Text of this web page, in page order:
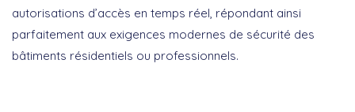
autorisations d’accès en temps réel, répondant ainsi
parfaitement aux exigences modernes de sécurité des
bâtiments résidentiels ou professionnels.